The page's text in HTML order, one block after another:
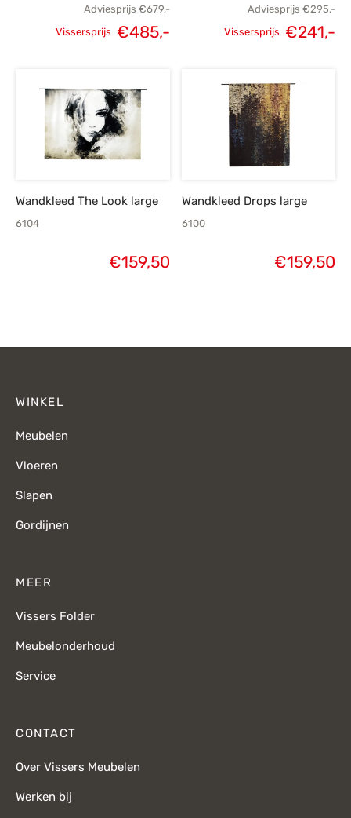
Adviesprijs €679,-
€679,-.
Vissersprijs €485,-
Adviesprijs €295,-
€295,-.
Vissersprijs €241,-
Wandkleed The Look large
6104
€159,50
Wandkleed Drops large
6100
€159,50
WINKEL
Meubelen
Vloeren
Slapen
Gordijnen
MEER
Vissers Folder
Meubelonderhoud
Service
CONTACT
Over Vissers Meubelen
Werken bij